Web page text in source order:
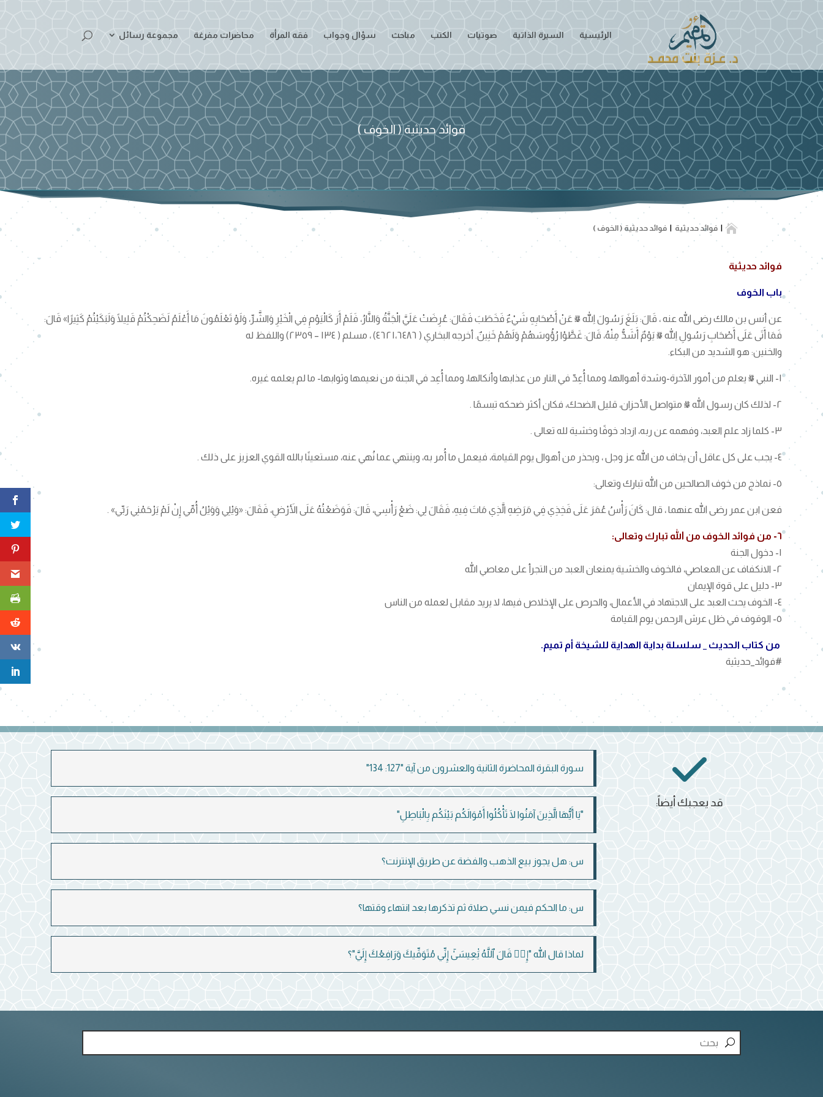
الرئيسية السيرة الذاتية صوتيات الكتب مباحث سؤال وجواب فقه المرأة محاضرات مفرغة مجموعة رسائل
فوائد حديثية ( الخوف )
 فوائد حديثية فوائد حديثية ( الخوف )
فوائد حديثية
باب الخوف
عن أنس بن مالك رضى الله عنه ، قَالَ: بَلَغَ رَسُولَ اللهِ ﷺ عَنْ أَصْحَابِهِ شَيْءٌ فَخَطَبَ فَقَالَ: عُرِضَتْ عَلَيَّ الْجَنَّةُ وَالنَّارُ، فَلَمْ أَرَ كَالْيَوْمِ فِي الْخَيْرِ وَالشَّرِّ، وَلَوْ تَعْلَمُونَ مَا أَعْلَمُ لَضَحِكْتُمْ قَلِيلًا وَلَبَكَيْتُمْ كَثِيرًا» قَالَ:
فَمَا أَتَى عَلَى أَصْحَابِ رَسُولِ اللهِ ﷺ يَوْمٌ أَشَدُّ مِنْهُ، قَالَ: غَطَّوْا رُؤُوسَهُمْ وَلَهُمْ خَنِينٌ. أخرجه البخاري ( ٤٦٢١،٦٤٨٦) ، مسلم ( ١٣٤ – ٢٣٥٩) واللفظ له
والخنين: هو الشديد من البكاء.
١- النبي ﷺ يعلم من أمور الآخرة-وشدة أهوالها، ومما أُعِدّ في النار من عذابها وأنكالها، ومما أُعِد في الجنة من نعيمها وثوابها- ما لم يعلمه غيره.
٢- لذلك كان رسول الله ﷺ متواصل الأحزان، قليل الضحك، فكان أكثر ضحكه تبسمًا .
٣- كلما زاد علم العبد، وفهمه عن ربه، ازداد خوفًا وخشية لله تعالى .
٤- يجب على كل عاقل أن يخاف من الله عز وجل ، ويحذر من أهوال يوم القيامة، فيعمل ما أُمر به، وينتهي عما نُهي عنه، مستعينًا بالله القوي العزيز على ذلك .
٥- نماذج من خوف الصالحين من الله تبارك وتعالى:
فعن ابن عمر رضى الله عنهما ، قال: كَانَ رَأْسُ عُمَرَ عَلَى فَخِذِي فِي مَرَضِهِ الَّذِي مَاتَ فِيهِ، فَقَالَ لِي: ضَعْ رَأْسِي، قَالَ: فَوَضَعْتُهُ عَلَى الأَرْضِ، فَقَالَ: «وَيْلِي وَوَيْلُ أُمِّي إِنْ لَمْ يَرْحَمْنِي رَبِّي» .
٦- من فوائد الخوف من الله تبارك وتعالى:
١- دخول الجنة
٢- الانكفاف عن المعاصي، فالخوف والخشية يمنعان العبد من التجرأ على معاصي الله
٣- دليل على قوة الإيمان
٤- الخوف يحث العبد على الاجتهاد في الأعمال، والحرص على الإخلاص فيها، لا يريد مقابل لعمله من الناس
٥- الوقوف في ظل عرش الرحمن يوم القيامة
من كتاب الحديث _ سلسلة بداية الهداية للشيخة أم تميم.
#فوائد_حديثية
سورة البقرة المحاضرة الثانية والعشرون من آية "127: 134"
"يَا أَيُّهَا الَّذِينَ آمَنُوا لَا تَأْكُلُوا أَمْوَالَكُم بَيْنَكُم بِالْبَاطِلِ"
س: هل يجوز بيع الذهب والفضة عن طريق الإنترنت؟
س: ما الحكم فيمن نسي صلاة ثم تذكرها بعد انتهاء وقتها؟
لماذا قال الله "إِذۡ قَالَ ٱللَّهُ يَٰعِيسَىٰٓ إِنِّي مُتَوَفِّيكَ وَرَافِعُكَ إِلَيَّ"؟
قد يعجبك أيضاً: